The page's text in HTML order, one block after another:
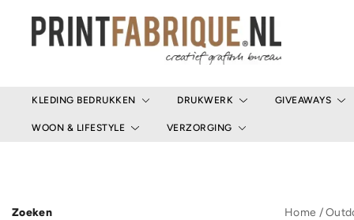
KLEDING BEDRUKKEN DRUKWERK GIVEAWAYS
WOON & LIFESTYLE VERZORGING
Home /
Zoeken